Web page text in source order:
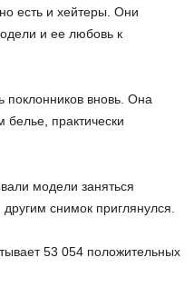
есть и хейтеры. Они
и ее любовь к
поклонников вновь. Она
практически
модели заняться
снимок приглянулся.
53 054 положительных